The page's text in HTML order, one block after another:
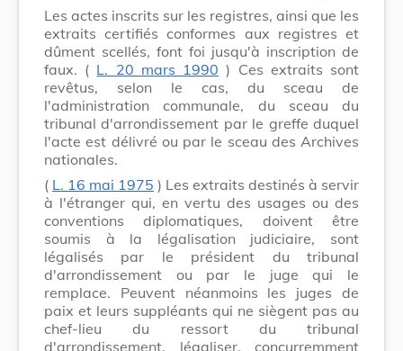
Les actes inscrits sur les registres, ainsi que les
extraits certifiés conformes aux registres et
dûment scellés, font foi jusqu'à inscription de
faux. ( L. 20 mars 1990 ) Ces extraits sont
revêtus, selon le cas, du sceau de
l'administration communale, du sceau du
tribunal d'arrondissement par le greffe duquel
l'acte est délivré ou par le sceau des Archives
nationales.
( L. 16 mai 1975 ) Les extraits destinés à servir
à l'étranger qui, en vertu des usages ou des
conventions diplomatiques, doivent être
soumis à la légalisation judiciaire, sont
légalisés par le président du tribunal
d'arrondissement ou par le juge qui le
remplace. Peuvent néanmoins les juges de
paix et leurs suppléants qui ne siègent pas au
chef-lieu du ressort du tribunal
d'arrondissement, légaliser, concurremment